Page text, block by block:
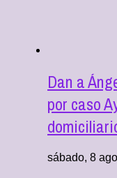
Dan a
por caso
sábado, 8